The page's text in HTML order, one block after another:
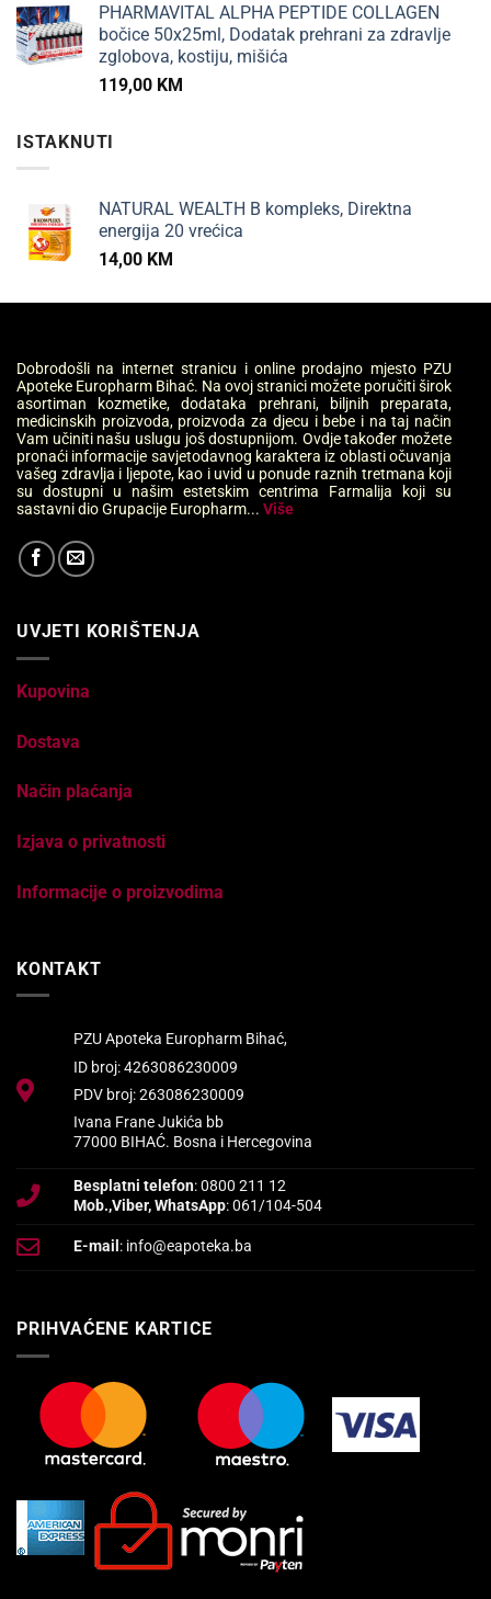
PHARMAVITAL ALPHA PEPTIDE COLLAGEN
bočice 50x25ml, Dodatak prehrani za zdravlje
zglobova, kostiju, mišića
119,00 KM
ISTAKNUTI
NATURAL WEALTH B kompleks, Direktna
energija 20 vrećica
14,00 KM
Dobrodošli na internet stranicu i online prodajno mjesto PZU
Apoteke Europharm Bihać. Na ovoj stranici možete poručiti širok
asortiman kozmetike, dodataka prehrani, biljnih preparata,
medicinskih proizvoda, proizvoda za djecu i bebe i na taj način
Vam učiniti našu uslugu još dostupnijom. Ovdje također možete
pronaći informacije savjetodavnog karaktera iz oblasti očuvanja
vašeg zdravlja i ljepote, kao i uvid u ponude raznih tretmana koji
su dostupni u našim estetskim centrima Farmalija koji su
sastavni dio Grupacije Europharm... Više
UVJETI KORIŠTENJA
Kupovina
Dostava
Način plaćanja
Izjava o privatnosti
Informacije o proizvodima
KONTAKT
PZU Apoteka Europharm Bihać,
ID broj: 4263086230009
PDV broj: 263086230009
Ivana Frane Jukića bb
77000 BIHAĆ. Bosna i Hercegovina
Besplatni telefon: 0800 211 12
Mob.,Viber, WhatsApp: 061/104-504
E-mail : info@eapoteka.ba
PRIHVAĆENE KARTICE